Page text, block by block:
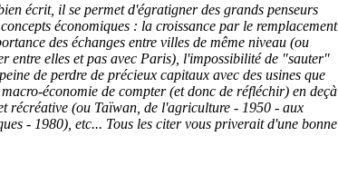
écrit, il se permet d'égratigner des grands penseurs
économiques : la croissance par le remplacement
des échanges entre villes de même niveau (ou
entre elles et pas avec Paris), l'impossibilité de "sauter"
de perdre de précieux capitaux avec des usines que
économie de compter (et donc de réfléchir) en deçà
récréative (ou Taïwan, de l'agriculture - 1950 - aux
- 1980), etc... Tous les citer vous priverait d'une bonne